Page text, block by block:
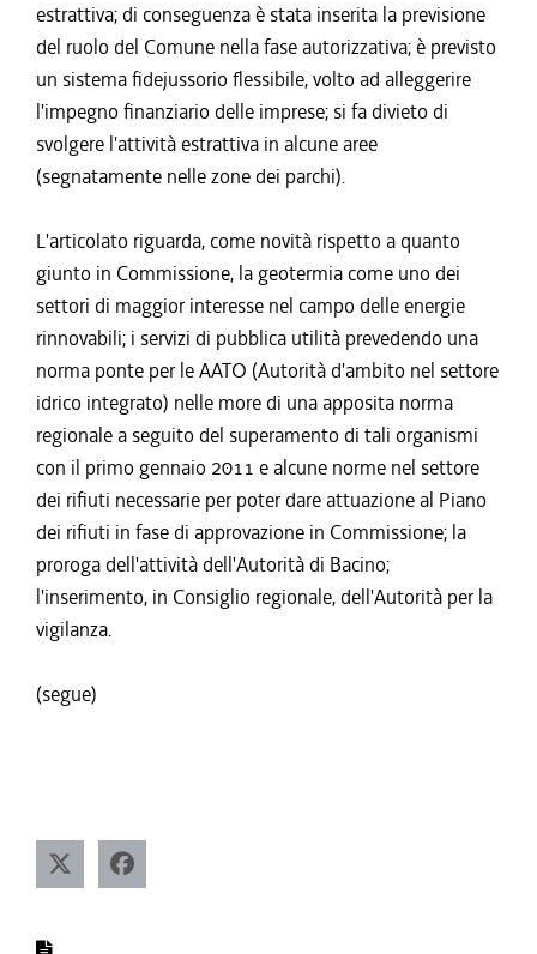
estrattiva; di conseguenza è stata inserita la previsione
del ruolo del Comune nella fase autorizzativa; è previsto
un sistema fidejussorio flessibile, volto ad alleggerire
l'impegno finanziario delle imprese; si fa divieto di
svolgere l'attività estrattiva in alcune aree
(segnatamente nelle zone dei parchi).
L'articolato riguarda, come novità rispetto a quanto
giunto in Commissione, la geotermia come uno dei
settori di maggior interesse nel campo delle energie
rinnovabili; i servizi di pubblica utilità prevedendo una
norma ponte per le AATO (Autorità d'ambito nel settore
idrico integrato) nelle more di una apposita norma
regionale a seguito del superamento di tali organismi
con il primo gennaio 2011 e alcune norme nel settore
dei rifiuti necessarie per poter dare attuazione al Piano
dei rifiuti in fase di approvazione in Commissione; la
proroga dell'attività dell'Autorità di Bacino;
l'inserimento, in Consiglio regionale, dell'Autorità per la
vigilanza.
(segue)